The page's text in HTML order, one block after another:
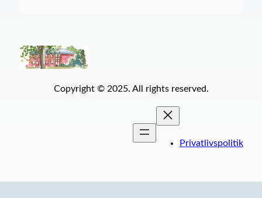
Copyright © 2025. All rights reserved.
Privatlivspolitik